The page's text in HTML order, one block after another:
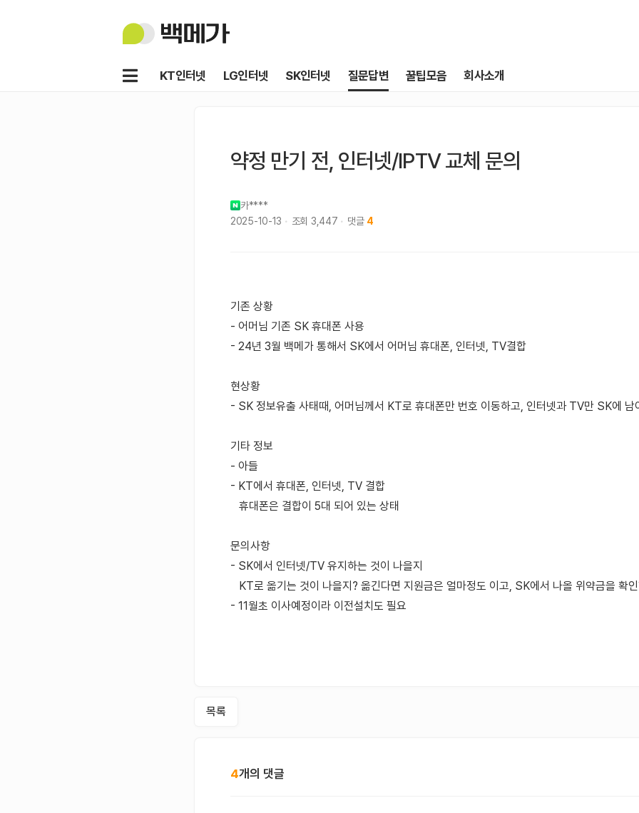
백
KT인터넷
LG인터넷 SK인터넷 질문답변 꿀팁모음 회사소개
메
약정 만기 전, 인터넷/IPTV 교체 문의
카****
2025-10-13
조회 3,447 댓글 4
기존 상황
- 어머님 기존 SK 휴대폰 사용
- 24년 3월 백메가 통해서 SK에서 어머님 휴대폰, 인터넷, TV결합
현상황
- SK 정보유출 사태때, 어머님께서 KT로 휴대폰만 번호 이동하고, 인터넷과 TV만 SK에 남
기타 정보
- 아들
- KT에서 휴대폰, 인터넷, TV 결합
휴대폰은 결합이 5대 되어 있는 상태
문의사항
- SK에서 인터넷/TV 유지하는 것이 나을지
KT로 옮기는 것이 나을지? 옮긴다면 지원금은 얼마정도 이고, SK에서 나올 위약금을 확
- 11월초 이사예정이라 이전설치도 필요
목록
4개의 댓글